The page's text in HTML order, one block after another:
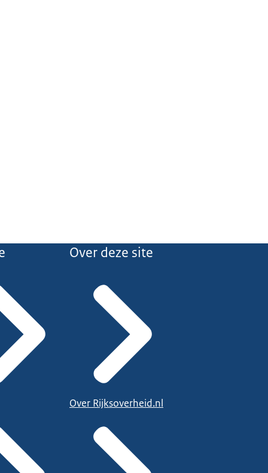
Over deze site
Over Rijksoverheid.nl